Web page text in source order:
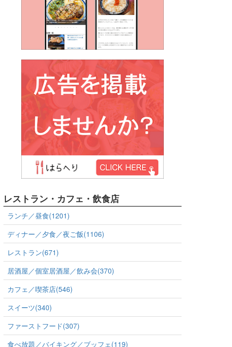
レストラン・カフェ・飲食店
ランチ／昼食(1201)
ディナー／夕食／夜ご飯(1106)
レストラン(671)
居酒屋／個室居酒屋／飲み会(370)
カフェ／喫茶店(546)
スイーツ(340)
ファーストフード(307)
食べ放題／バイキング／ブッフェ(119)